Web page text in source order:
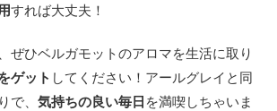
すれば大丈夫！
ぜひベルガモットのアロマを生活に取り
ゲット してください！アールグレイと同
で、 気持ちの良い毎日 を満喫しちゃいま